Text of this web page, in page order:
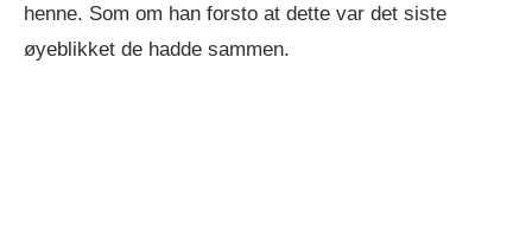
henne. Som om han forsto at dette var det siste
øyeblikket de hadde sammen.